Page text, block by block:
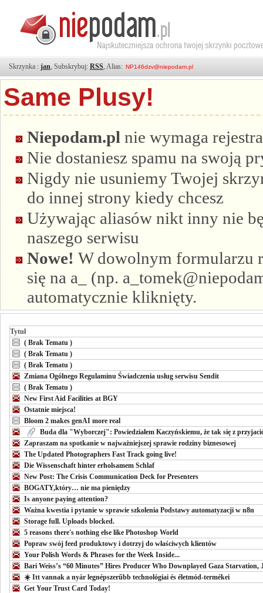
Skrzynka : jan, Subskrybuj: RSS, Alias:
Same Plusy!
Niepodam.pl nie wymaga
Nie dostaniesz spamu na swoją
Nigdy nie usuniemy Twojej
do innej strony kiedy chcesz
Używając aliasów nikt inny nie
naszego serwisu
Nowe! W dowolnym formularzu
się na a_ (np.
automatycznie kliknięty.
Tytuł
( Brak Tematu )
( Brak Tematu )
( Brak Tematu )
Zmiana Ogólnego Regulaminu Świadczenia usług serwisu Sendit
( Brak Tematu )
New First Aid Facilities at BGY
Ostatnie miejsca!
Bloom 2 makes genAI more real
Buda dla "Wyborczej": Powiedziałem Kaczyńskiemu, że tak się z
Zapraszam na spotkanie w najważniejszej sprawie rodziny biznesowej
The Updated Photographers Fast Track going live!
Die Wissenschaft hinter erholsamem Schlaf
New Post: The Crisis Communication Deck for Presenters
BOGATY,który… nie ma pieniędzy
Is anyone paying attention?
Ważna kwestia i pytanie w sprawie szkolenia Podstawy automatyzacji w n8n
Storage full. Uploads blocked.
5 reasons there's nothing else like Photoshop World
Popraw swój feed produktowy i dotrzyj do właściwych klientów
Your Polish Words & Phrases for the Week Inside...
Bari Weiss’s “60 Minutes” Hires Producer Who Downplayed Gaza
☀️ Itt vannak a nyár legnépszerűbb technológiai és életmód-termékei
Get Your Trust Card Today!